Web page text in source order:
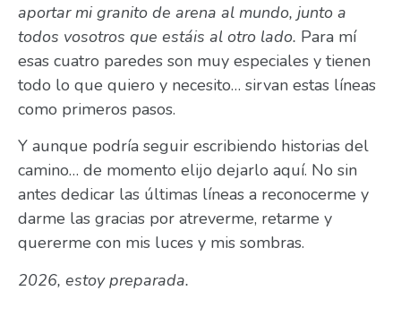
aportar mi granito de arena al mundo, junto a
todos vosotros que estáis al otro lado. Para mí
esas cuatro paredes son muy especiales y tienen
todo lo que quiero y necesito… sirvan estas líneas
como primeros pasos.
Y aunque podría seguir escribiendo historias del
camino… de momento elijo dejarlo aquí. No sin
antes dedicar las últimas líneas a reconocerme y
darme las gracias por atreverme, retarme y
quererme con mis luces y mis sombras.
2026, estoy preparada.